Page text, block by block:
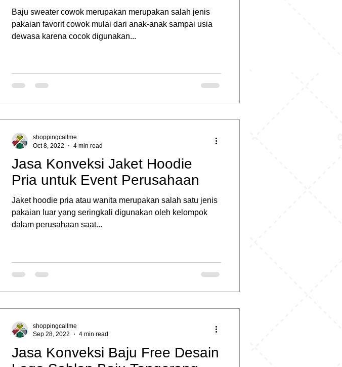
Baju sweater cowok merupakan merupakan salah jenis
pakaian favorit cowok mulai dari anak-anak sampai usia
dewasa karena cocok digunakan...
Jasa Konveksi Jaket Hoodie
Pria untuk Event Perusahaan
Jaket hoodie pria atau wanita merupakan salah satu jenis
pakaian luar yang seringkali digunakan oleh kelompok
dalam perusahaan saat...
shoppingcallme
Oct 8, 2022
4 min read
Jasa Konveksi Baju Free Desain
shoppingcallme
Sep 28, 2022
4 min read